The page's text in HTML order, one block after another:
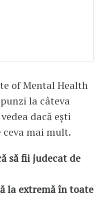
of Mental Health
la câteva
dacă ești
ceva mai mult.
să fii judecat de
la extremă în toate